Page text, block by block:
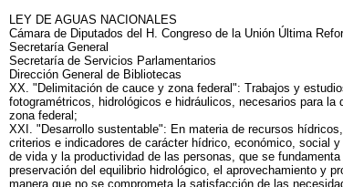
LEY DE AGUAS NACIONALES
Cámara de Diputados del H. Congreso de la Unión Última
Secretaría General
Secretaría de Servicios Parlamentarios
Dirección General de Bibliotecas
XX. "Delimitación de cauce y zona federal": Trabajos y
fotogramétricos, hidrológicos e hidráulicos, necesarios para
zona federal;
XXI. "Desarrollo sustentable": En materia de recursos
criterios e indicadores de carácter hídrico, económico, social
de vida y la productividad de las personas, que se
preservación del equilibrio hidrológico, el aprovechamiento y
manera que no se comprometa la satisfacción de las